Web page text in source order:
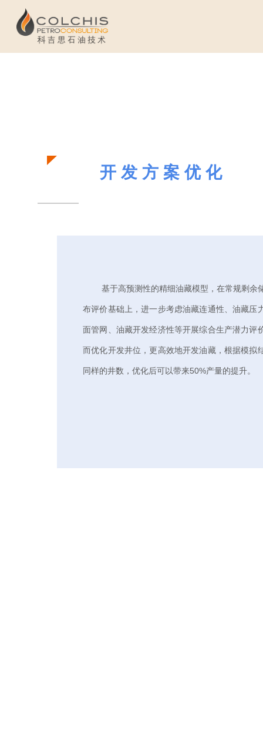
基于高预测性的精细油藏模型，在常规剩余
布评价基础上，进一步考虑油藏连通性、油藏压
面管网、油藏开发经济性等开展综合生产潜力评
而优化开发井位，更高效地开发油藏，根据模拟
同样的井数，优化后可以带来50%产量的提升。
开发方案优化